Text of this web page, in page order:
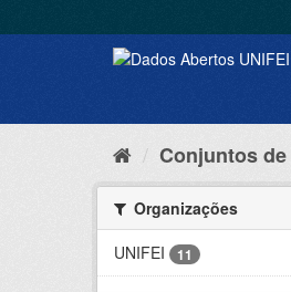
Conjuntos
Organizações
UNIFEI
11